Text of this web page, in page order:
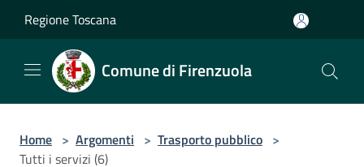
Regione Toscana
Comune di Firenzuola
Home > Argomenti > Trasporto pubblico >
Tutti i servizi (6)